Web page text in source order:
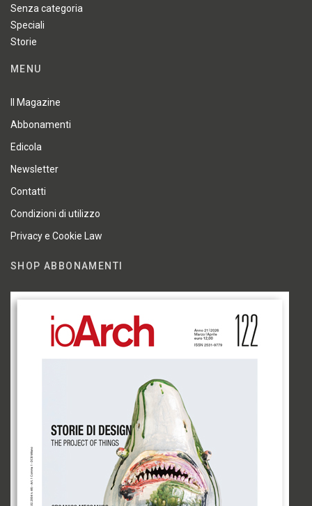
Senza categoria
Speciali
Storie
MENU
Il Magazine
Abbonamenti
Edicola
Newsletter
Contatti
Condizioni di utilizzo
Privacy e Cookie Law
SHOP ABBONAMENTI